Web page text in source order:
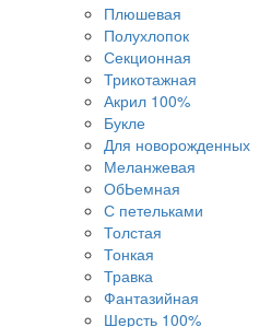
Плюшевая
Полухлопок
Секционная
Трикотажная
Акрил 100%
Букле
Для новорожденных
Меланжевая
ОбЬемная
С петельками
Толстая
Тонкая
Травка
Фантазийная
Шерсть 100%